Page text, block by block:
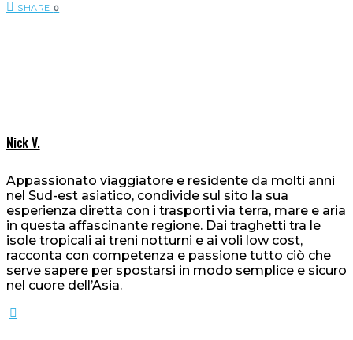
SHARE 0
Nick V.
Appassionato viaggiatore e residente da molti anni
nel Sud-est asiatico, condivide sul sito la sua
esperienza diretta con i trasporti via terra, mare e aria
in questa affascinante regione. Dai traghetti tra le
isole tropicali ai treni notturni e ai voli low cost,
racconta con competenza e passione tutto ciò che
serve sapere per spostarsi in modo semplice e sicuro
nel cuore dell’Asia.